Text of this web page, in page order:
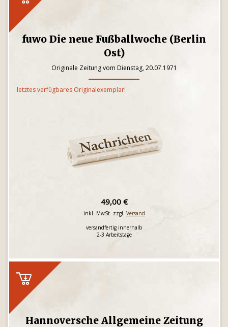
fuwo Die neue Fußballwoche (Berlin
Ost)
Originale Zeitung vom Dienstag, 20.07.1971
letztes verfügbares Originalexemplar!
49,00 €
inkl. MwSt. zzgl. Versand
versandfertig innerhalb
2-3 Arbeitstage
Hannoversche Allgemeine Zeitung